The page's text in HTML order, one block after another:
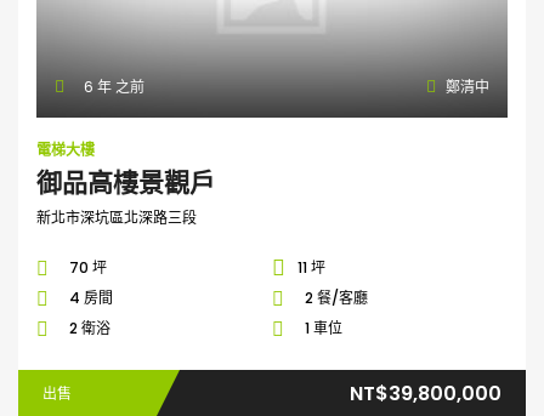
6 年 之前 鄭清中
電梯大樓
御品高樓景觀戶
新北市深坑區北深路三段
70 坪
11 坪
4 房間
2 餐/客廳
2 衛浴
1 車位
出售 NT$39,800,000